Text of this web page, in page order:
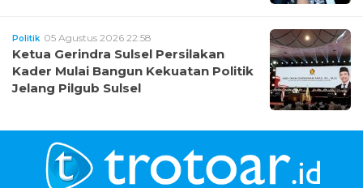
Politik 05 Agustus 2026 22:58
Ketua Gerindra Sulsel Persilakan
Kader Mulai Bangun Kekuatan Politik
Jelang Pilgub Sulsel